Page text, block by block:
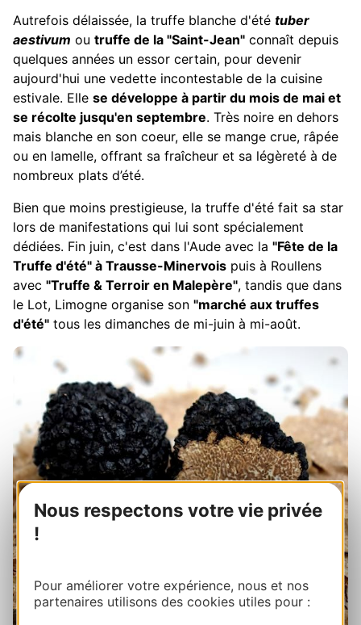
Nous respectons votre vie privée
!
Pour améliorer votre expérience, nous et nos
partenaires utilisons des cookies utiles pour :
Autrefois délaissée, la truffe blanche d'été tuber
aestivum ou truffe de la "Saint-Jean" connaît depuis
quelques années un essor certain, pour devenir
aujourd'hui une vedette incontestable de la cuisine
estivale. Elle se développe à partir du mois de mai et
se récolte jusqu'en septembre. Très noire en dehors
mais blanche en son coeur, elle se mange crue, râpée
ou en lamelle, offrant sa fraîcheur et sa légèreté à de
nombreux plats d’été.
Bien que moins prestigieuse, la truffe d'été fait sa star
lors de manifestations qui lui sont spécialement
dédiées. Fin juin, c'est dans l'Aude avec la "Fête de la
Truffe d'été" à Trausse-Minervois puis à Roullens
avec "Truffe & Terroir en Malepère", tandis que dans
le Lot, Limogne organise son "marché aux truffes
d'été" tous les dimanches de mi-juin à mi-août.